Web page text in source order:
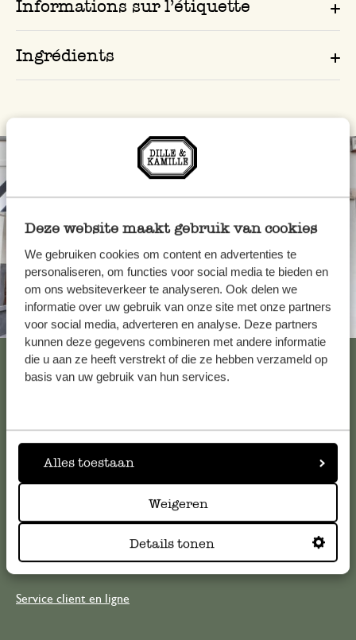
Deze website maakt gebruik van cookies
We gebruiken cookies om content en advertenties te
personaliseren, om functies voor social media te bieden en
om ons websiteverkeer te analyseren. Ook delen we
informatie over uw gebruik van onze site met onze partners
voor social media, adverteren en analyse. Deze partners
kunnen deze gegevens combineren met andere informatie
die u aan ze heeft verstrekt of die ze hebben verzameld op
basis van uw gebruik van hun services.
Alles toestaan
Weigeren
Details tonen
Informations sur l’étiquette
Ingrédients
Toujours à proximité
Voir les 62 magasins
Service clientèle
Pour toute question ou demande de conseil ou d’aide,
veuillez contacter notre service clientèle. Ou retrouvez ici
questions les plus fréquemment posées
serviceclientele@dille-kamille.com
Service client en ligne